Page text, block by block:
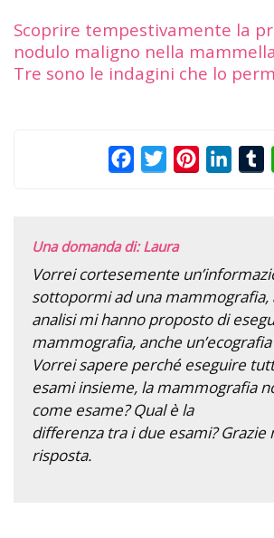
Scoprire tempestivamente la
nodulo maligno nella
Tre sono le indagini che lo
FacebookTwitterPinterest
Una domanda di: Laura
Vorrei cortesemente
sottopormi ad una mammografia,
analisi mi hanno proposto di
mammografia, anche
Vorrei sapere perché eseguire
esami insieme, la mammografia
come esame? Qual è la
differenza tra i due esami? Grazie
risposta.